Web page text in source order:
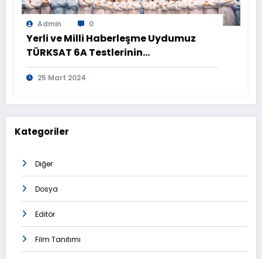
Admin 0
Yerli ve Milli Haberleşme Uydumuz
TÜRKSAT 6A Testlerinin
Tamamlanmasının Ardından
Görüntülendi
25 Mart 2024
Kategoriler
Diğer
Dosya
Editör
Film Tanıtımı